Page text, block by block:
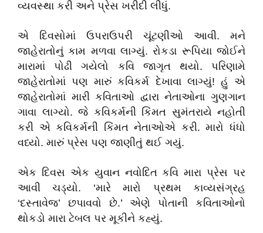
વ્યવસ્થા કરી અને પ્રેસ ખરીદી લીધું.
એ દિવસોમાં ઉપરાઉપરી ચૂંટણીઓ આવી. મને
જાહેરાતોનું કામ મળવા લાગ્યું. રોકડા રૂપિયા જોઈને
મારામાં પોઢી ગયેલો કવિ જાગૃત થયો. પરિણામે
જાહેરાતોમાં પણ મારું કવિકર્મ દેખાવા લાગ્યું! હું એ
જાહેરાતોમાં મારી કવિતાઓ દ્વારા નેતાઓના ગુણગાન
ગાવા લાગ્યો. જે કવિકર્મની કિંમત સુમંતરાયે નહોતી
કરી એ કવિકર્મની કિંમત નેતાઓએ કરી. મારો ધંધો
વધ્યો. મારું પ્રેસ પણ જાણીતું થઈ ગયું.
એક દિવસ એક યુવાન નવોદિત કવિ મારા પ્રેસ પર
આવી ચડ્યો. ‘મારે મારો પ્રથમ કાવ્યસંગ્રહ
‘દસ્તાવેજ’ છપાવવો છે.’ એણે પોતાની કવિતાઓનો
થોકડો મારા ટેબલ પર મૂકીને કહ્યું.